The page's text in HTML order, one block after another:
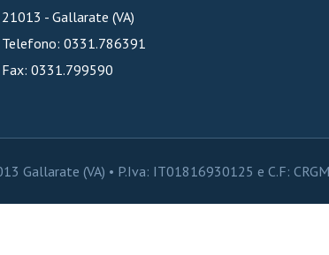
21013 - Gallarate (VA)
Telefono: 0331.786391
Fax: 0331.799590
Gallarate (VA) • P.Iva: IT01816930125 e C.F: